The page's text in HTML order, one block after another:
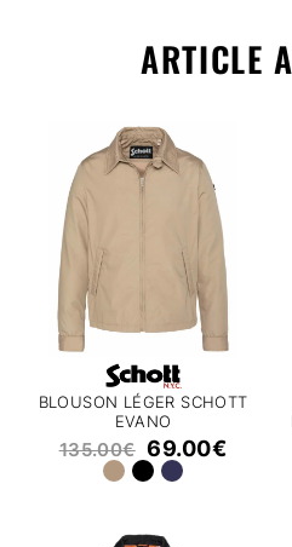
ARTICLE
BLOUSON LÉGER SCHOTT
EVANO
135.00€ 69.00€